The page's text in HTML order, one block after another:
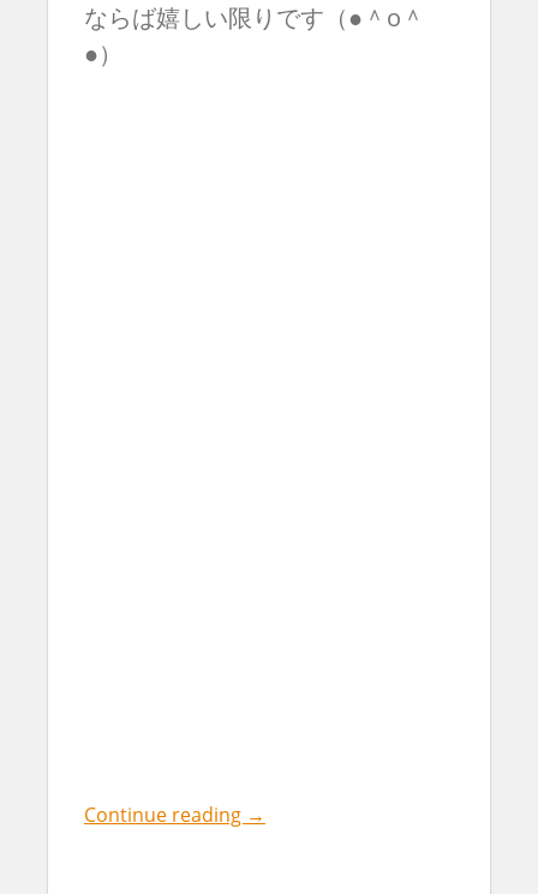
ならば嬉しい限りです（●＾o＾
●）
Continue reading →